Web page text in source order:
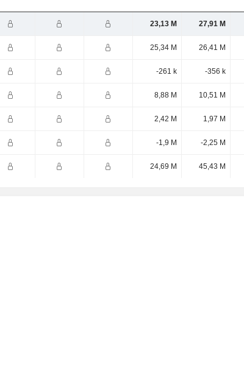
23,13 M 27,91 M
25,34 M 26,41 M
-261 k -356 k
8,88 M 10,51 M
2,42 M 1,97 M
-1,9 M -2,25 M
24,69 M 45,43 M